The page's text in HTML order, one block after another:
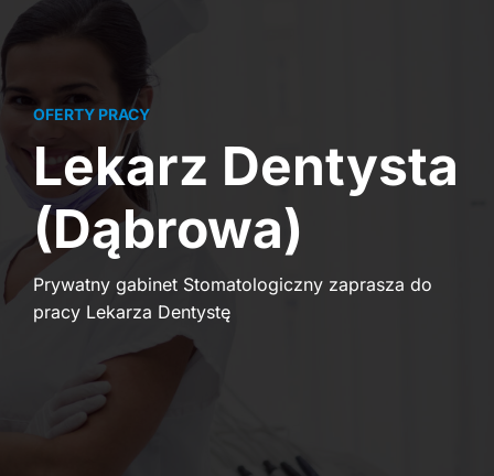
OFERTY PRACY
Lekarz Dentysta
(Dąbrowa)
Prywatny gabinet Stomatologiczny zaprasza do
pracy Lekarza Dentystę